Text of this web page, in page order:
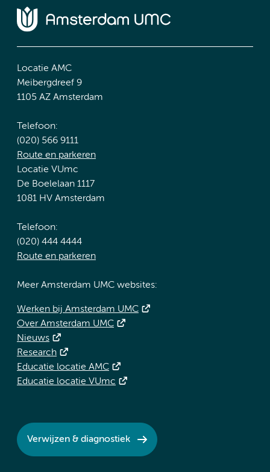
Locatie AMC
Meibergdreef 9
1105 AZ Amsterdam
Telefoon:
(020) 566 9111
Route en parkeren
Locatie VUmc
De Boelelaan 1117
1081 HV Amsterdam
Telefoon:
(020) 444 4444
Route en parkeren
Meer Amsterdam UMC websites:
Werken bij Amsterdam UMC
Over Amsterdam UMC
Nieuws
Research
Educatie locatie AMC
Educatie locatie VUmc
Verwijzen & diagnostiek